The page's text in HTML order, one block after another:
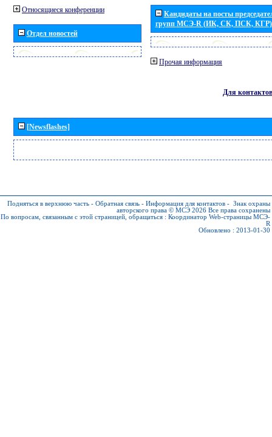
Относящиеся конференции
Отдел новостей
Кандидаты на посты
групп МСЭ-R (ИК, СК, ПСК, КГР)
Прочая информация
Для контактов
[Newsflashes]
Подняться в верхнюю часть - Обратная связь - Информация для контактов - Знак охраны
авторского права © МСЭ 2026 Все права сохранены
По вопросам, связанным с этой страницей, обращаться : Координатор Web-страницы МСЭ-
R
Обновлено : 2013-01-30